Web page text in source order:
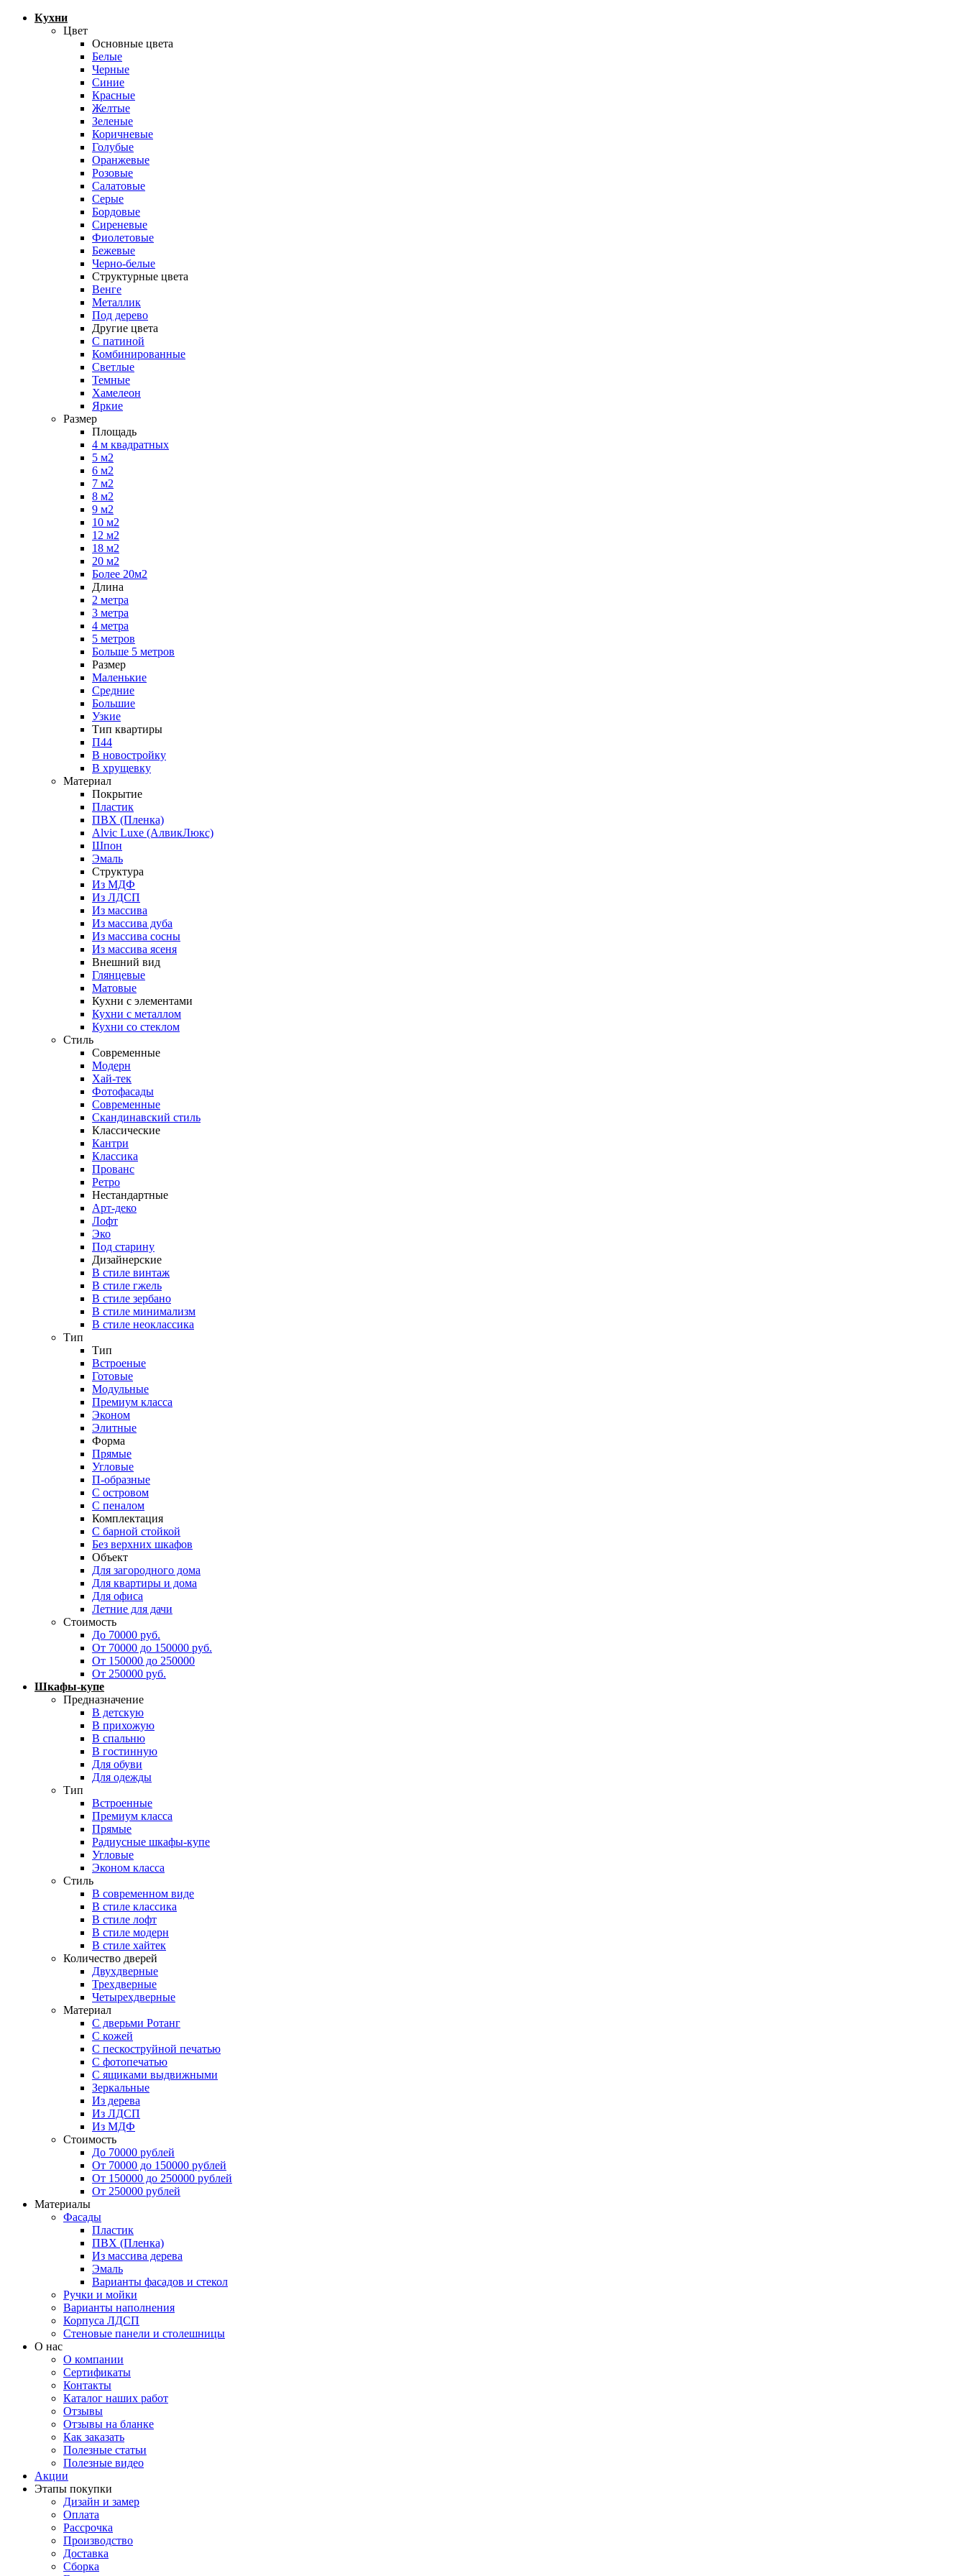
Кухни
Цвет
Основные цвета
Белые
Черные
Синие
Красные
Желтые
Зеленые
Коричневые
Голубые
Оранжевые
Розовые
Салатовые
Серые
Бордовые
Сиреневые
Фиолетовые
Бежевые
Черно-белые
Структурные цвета
Венге
Металлик
Под дерево
Другие цвета
С патиной
Комбинированные
Светлые
Темные
Хамелеон
Яркие
Размер
Площадь
4 м квадратных
5 м2
6 м2
7 м2
8 м2
9 м2
10 м2
12 м2
18 м2
20 м2
Более 20м2
Длина
2 метра
3 метра
4 метра
5 метров
Больше 5 метров
Размер
Маленькие
Средние
Большие
Узкие
Тип квартиры
П44
В новостройку
В хрущевку
Материал
Покрытие
Пластик
ПВХ (Пленка)
Alvic Luxe (АлвикЛюкс)
Шпон
Эмаль
Структура
Из МДФ
Из ЛДСП
Из массива
Из массива дуба
Из массива сосны
Из массива ясеня
Внешний вид
Глянцевые
Матовые
Кухни с элементами
Кухни с металлом
Кухни со стеклом
Стиль
Современные
Модерн
Хай-тек
Фотофасады
Современные
Скандинавский стиль
Классические
Кантри
Классика
Прованс
Ретро
Нестандартные
Арт-деко
Лофт
Эко
Под старину
Дизайнерские
В стиле винтаж
В стиле гжель
В стиле зербано
В стиле минимализм
В стиле неоклассика
Тип
Тип
Встроеные
Готовые
Модульные
Премиум класса
Эконом
Элитные
Форма
Прямые
Угловые
П-образные
С островом
С пеналом
Комплектация
C барной стойкой
Без верхних шкафов
Объект
Для загородного дома
Для квартиры и дома
Для офиса
Летние для дачи
Стоимость
До 70000 руб.
От 70000 до 150000 руб.
От 150000 до 250000
От 250000 руб.
Шкафы-купе
Предназначение
В детскую
В прихожую
В спальню
В гостинную
Для обуви
Для одежды
Тип
Встроенные
Премиум класса
Прямые
Радиусные шкафы-купе
Угловые
Эконом класса
Стиль
В современном виде
В стиле классика
В стиле лофт
В стиле модерн
В стиле хайтек
Количество дверей
Двухдверные
Трехдверные
Четырехдверные
Материал
C дверьми Ротанг
C кожей
C пескоструйной печатью
C фотопечатью
C ящиками выдвижными
Зеркальные
Из дерева
Из ЛДСП
Из МДФ
Стоимость
До 70000 рублей
От 70000 до 150000 рублей
От 150000 до 250000 рублей
От 250000 рублей
Материалы
Фасады
Пластик
ПВХ (Пленка)
Из массива дерева
Эмаль
Варианты фасадов и стекол
Ручки и мойки
Варианты наполнения
Корпуса ЛДСП
Стеновые панели и столешницы
О нас
О компании
Сертификаты
Контакты
Каталог наших работ
Отзывы
Отзывы на бланке
Как заказать
Полезные статьи
Полезные видео
Акции
Этапы покупки
Дизайн и замер
Оплата
Рассрочка
Производство
Доставка
Сборка